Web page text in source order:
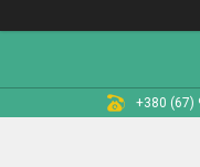
+380 (67)